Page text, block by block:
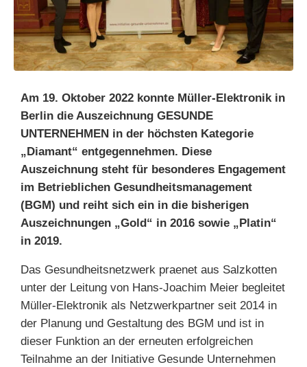
Am 19. Oktober 2022 konnte Müller-Elektronik in
Berlin die Auszeichnung GESUNDE
UNTERNEHMEN in der höchsten Kategorie
„Diamant“ entgegennehmen. Diese
Auszeichnung steht für besonderes Engagement
im Betrieblichen Gesundheitsmanagement
(BGM) und reiht sich ein in die bisherigen
Auszeichnungen „Gold“ in 2016 sowie „Platin“
in 2019.
Das Gesundheitsnetzwerk praenet aus Salzkotten
unter der Leitung von Hans-Joachim Meier begleitet
Müller-Elektronik als Netzwerkpartner seit 2014 in
der Planung und Gestaltung des BGM und ist in
dieser Funktion an der erneuten erfolgreichen
Teilnahme an der Initiative Gesunde Unternehmen